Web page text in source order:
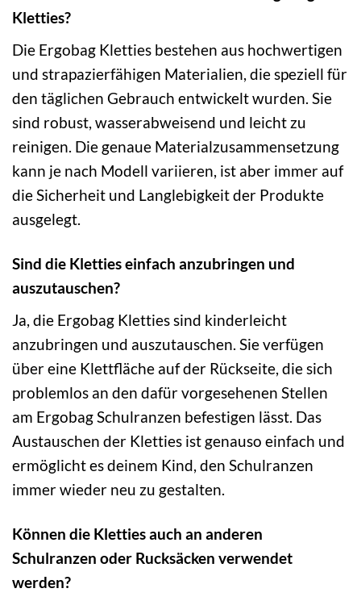
Kletties?
Die Ergobag Kletties bestehen aus hochwertigen
und strapazierfähigen Materialien, die speziell für
den täglichen Gebrauch entwickelt wurden. Sie
sind robust, wasserabweisend und leicht zu
reinigen. Die genaue Materialzusammensetzung
kann je nach Modell variieren, ist aber immer auf
die Sicherheit und Langlebigkeit der Produkte
ausgelegt.
Sind die Kletties einfach anzubringen und
auszutauschen?
Ja, die Ergobag Kletties sind kinderleicht
anzubringen und auszutauschen. Sie verfügen
über eine Klettfläche auf der Rückseite, die sich
problemlos an den dafür vorgesehenen Stellen
am Ergobag Schulranzen befestigen lässt. Das
Austauschen der Kletties ist genauso einfach und
ermöglicht es deinem Kind, den Schulranzen
immer wieder neu zu gestalten.
Können die Kletties auch an anderen
Schulranzen oder Rucksäcken verwendet
werden?